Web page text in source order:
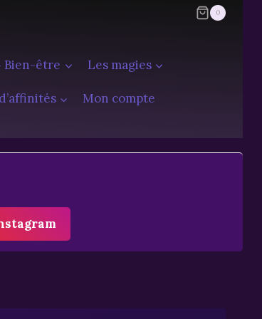
0
être Les magies
Mon compte